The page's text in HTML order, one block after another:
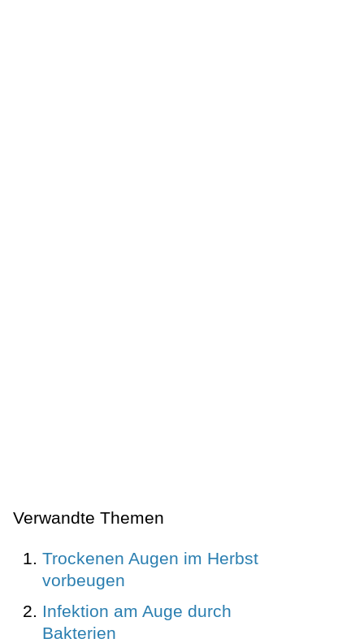
Verwandte Themen
Trockenen Augen im Herbst
vorbeugen
Infektion am Auge durch
Bakterien